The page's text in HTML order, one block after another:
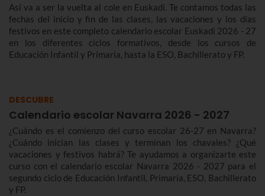
Así va a ser la vuelta al cole en Euskadi. Te contamos todas las
fechas del inicio y fin de las clases, las vacaciones y los días
festivos en este completo calendario escolar Euskadi 2026 - 27
en los diferentes ciclos formativos, desde los cursos de
Educación Infantil y Primaria, hasta la ESO, Bachillerato y FP.
DESCUBRE
Calendario escolar Navarra 2026 - 2027
¿Cuándo es el comienzo del curso escolar 26-27 en Navarra?
¿Cuándo inician las clases y terminan los chavales? ¿Qué
vacaciones y festivos habrá? Te ayudamos a organizarte este
curso con el calendario escolar Navarra 2026 - 2027 para el
segundo ciclo de Educación Infantil, Primaria, ESO, Bachillerato
y FP.